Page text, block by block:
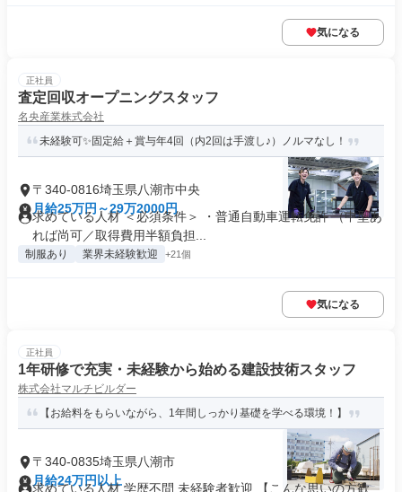
気になる
正社員
査定回収オープニングスタッフ
名央産業株式会社
未経験可✨固定給＋賞与年4回（内2回は手渡し♪）ノルマなし！
〒340-0816埼玉県八潮市中央
月給25万円～29万2000円
求めている人材 ＜必須条件＞ ・普通自動車運転免許 （中型あ
れば尚可／取得費用半額負担...
制服あり 業界未経験歓迎 +21個
気になる
正社員
1年研修で充実・未経験から始める建設技術スタッフ
株式会社マルチビルダー
【お給料をもらいながら、1年間しっかり基礎を学べる環境！】
〒340-0835埼玉県八潮市
月給24万円以上
求めている人材 学歴不問 未経験者歓迎 【こんな思いの方歓